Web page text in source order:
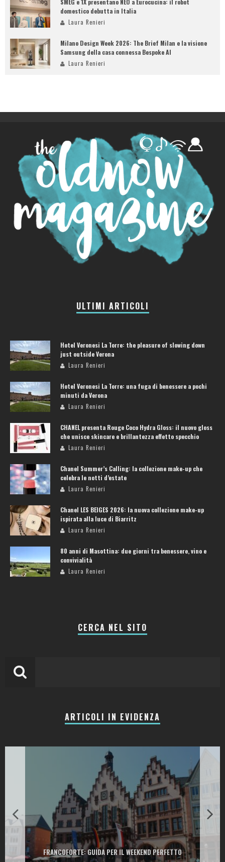
SMEG e 1X presentano NEO a Eurocucina: il robot
domestico debutta in Italia
Laura Renieri
Milano Design Week 2026: The Brief Milan e la visione
Samsung della casa connessa Bespoke AI
Laura Renieri
ULTIMI ARTICOLI
Hotel Veronesi La Torre: the pleasure of slowing down
just outside Verona
Laura Renieri
Hotel Veronesi La Torre: una fuga di benessere a pochi
minuti da Verona
Laura Renieri
CHANEL presenta Rouge Coco Hydra Gloss: il nuovo gloss
che unisce skincare e brillantezza effetto specchio
Laura Renieri
Chanel Summer’s Calling: la collezione make-up che
celebra le notti d’estate
Laura Renieri
Chanel LES BEIGES 2026: la nuova collezione make-up
ispirata alla luce di Biarritz
Laura Renieri
80 anni di Masottina: due giorni tra benessere, vino e
convivialità
Laura Renieri
CERCA NEL SITO
ARTICOLI IN EVIDENZA
LA COLLINA DEI CILIEGI: RESORT, CANTINA E RISTORANTI TRA LE
COLLINE DELLA VALPANTENA